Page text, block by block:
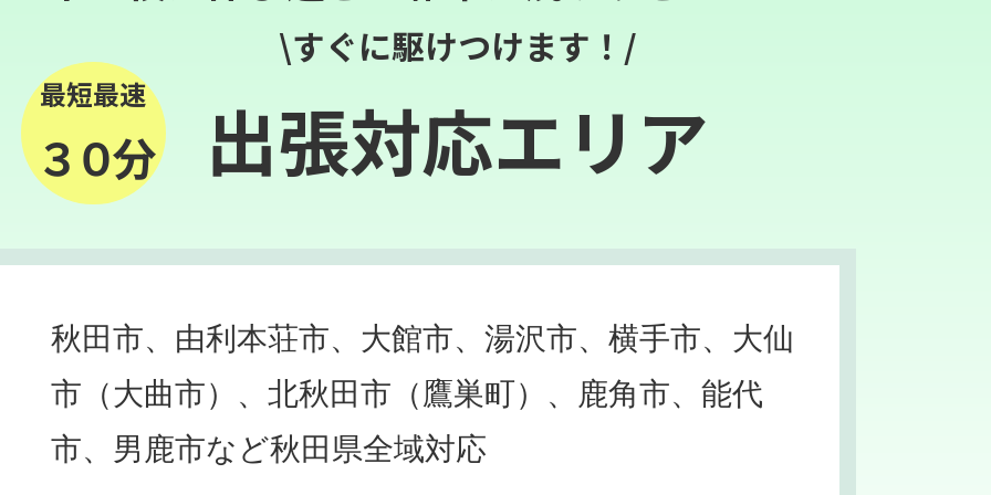
最短最速
３０分
\すぐに駆けつけます！/
出張対応エリア
秋田市、由利本荘市、大館市、湯沢市、横手市、大仙
市（大曲市）、北秋田市（鷹巣町）、鹿角市、能代
市、男鹿市など秋田県全域対応